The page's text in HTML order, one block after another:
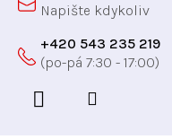
+420 543 235 219